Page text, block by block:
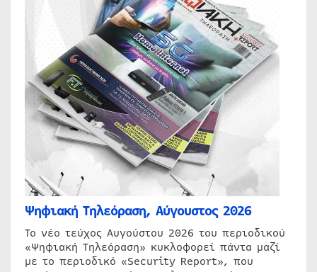
Ψηφιακή Τηλεόραση, Αύγουστος 2026
Το νέο τεύχος Αυγούστου 2026 του περιοδικού
«Ψηφιακή Τηλεόραση» κυκλοφορεί πάντα μαζί
με το περιοδικό «Security Report», που